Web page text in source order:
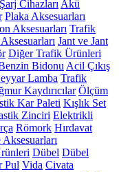
Cihazları Akü
Plaka Aksesuarları
Aksesuarları Trafik
Jant ve Jant
Diğer Trafik Ürünleri
Bidonu Acil Çıkış
Lamba Trafik
Kaydırıcılar Ölçüm
Kar Paleti Kışlık Set
Zinciri Elektrikli
Römork Hırdavat
Dübel Dübel
Pul Vida Civata